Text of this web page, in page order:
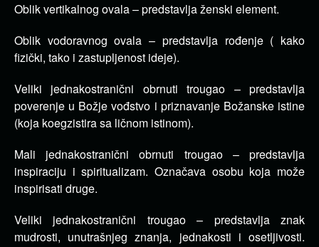
Oblik vertikalnog ovala – predstavlja ženski element.
Oblik vodoravnog ovala – predstavlja rođenje ( kako
fizički, tako i zastupljenost ideje).
Veliki jednakostranični obrnuti trougao – predstavlja
poverenje u Božje vođstvo i priznavanje Božanske istine
(koja koegzistira sa ličnom istinom).
Mali jednakostranični obrnuti trougao – predstavlja
inspiraciju i spiritualizam. Označava osobu koja može
inspirisati druge.
Veliki jednakostranični trougao – predstavlja znak
mudrosti, unutrašnjeg znanja, jednakosti i osetljivosti.